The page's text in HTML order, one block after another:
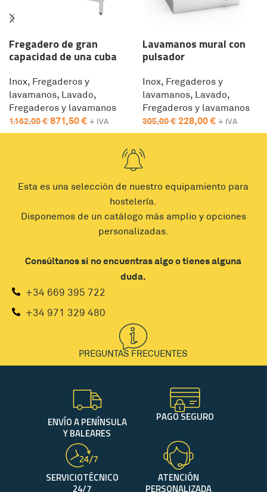
Fregadero de gran
capacidad de una cuba
Inox Fregaderos y
lavamanos Lavado
Fregaderos y lavamanos
1.162,00€ 871,50€ + IVA
Lavamanos mural con
pulsador
Inox Fregaderos y
lavamanos Lavado
Fregaderos y lavamanos
305,00€ 228,00€ + IVA
Esta es una selección de nuestro equipamiento para
hostelería.
Disponemos de un catálogo más amplio y opciones
personalizadas.
Consúltanos si no encuentras algo o tienes alguna
duda.
+34 669 395 722
+34 971 329 480
PREGUNTAS FRECUENTES
ENVÍO A PENÍNSULA
Y BALEARES
PAGO SEGURO
SERVICIOTÉCNICO
24/7
ATENCIÓN
PERSONALIZADA